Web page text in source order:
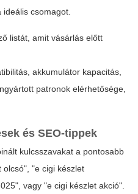
csomagot.
listát, amit vásárlás előtt
akkumulátor kapacitás,
patronok elérhetősége,
és SEO-tippek
kulcsszavakat a pontosabb
"e cigi készlet
vagy "e cigi készlet akció".